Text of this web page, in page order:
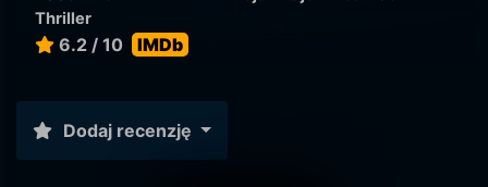
Thriller
6.2 / 10 IMDb
Dodaj recenzję